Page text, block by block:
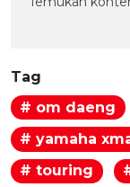
Tag
# om daeng
# yamaha
# touring